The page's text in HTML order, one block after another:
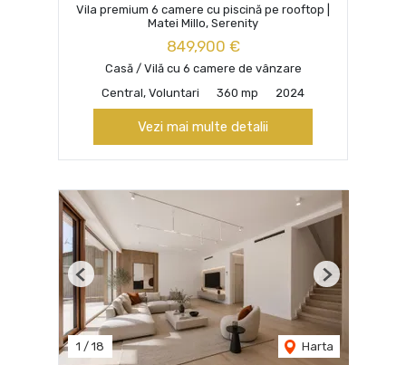
Vila premium 6 camere cu piscină pe rooftop |
Matei Millo, Serenity
849,900 €
Casă / Vilă cu 6 camere de vânzare
Central, Voluntari
360 mp 2024
Vezi mai multe detalii
1 / 18 Harta
Previous Next